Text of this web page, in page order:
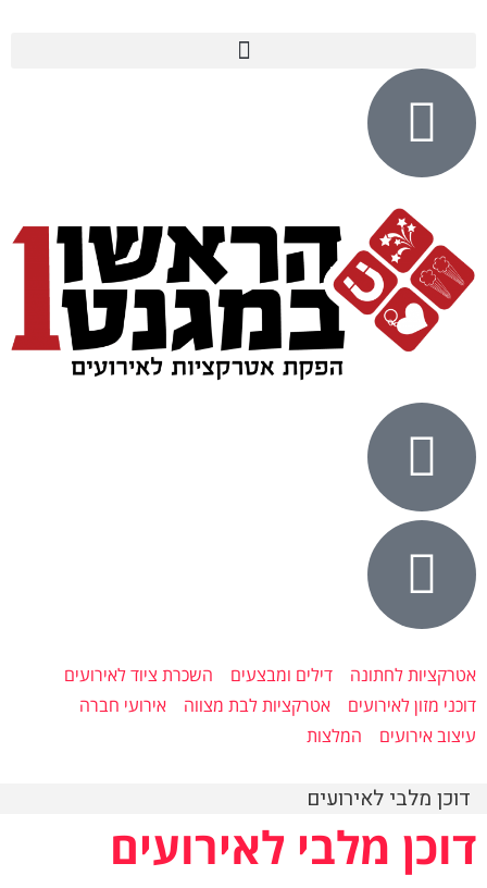
אטרקציות לחתונה דילים ומבצעים
השכרת ציוד לאירועים
דוכני מזון לאירועים
אטרקציות לבת מצווה
אירועי חברה
עיצוב אירועים
המלצות
דוכן מלבי לאירועים
דוכן מלבי לאירועים